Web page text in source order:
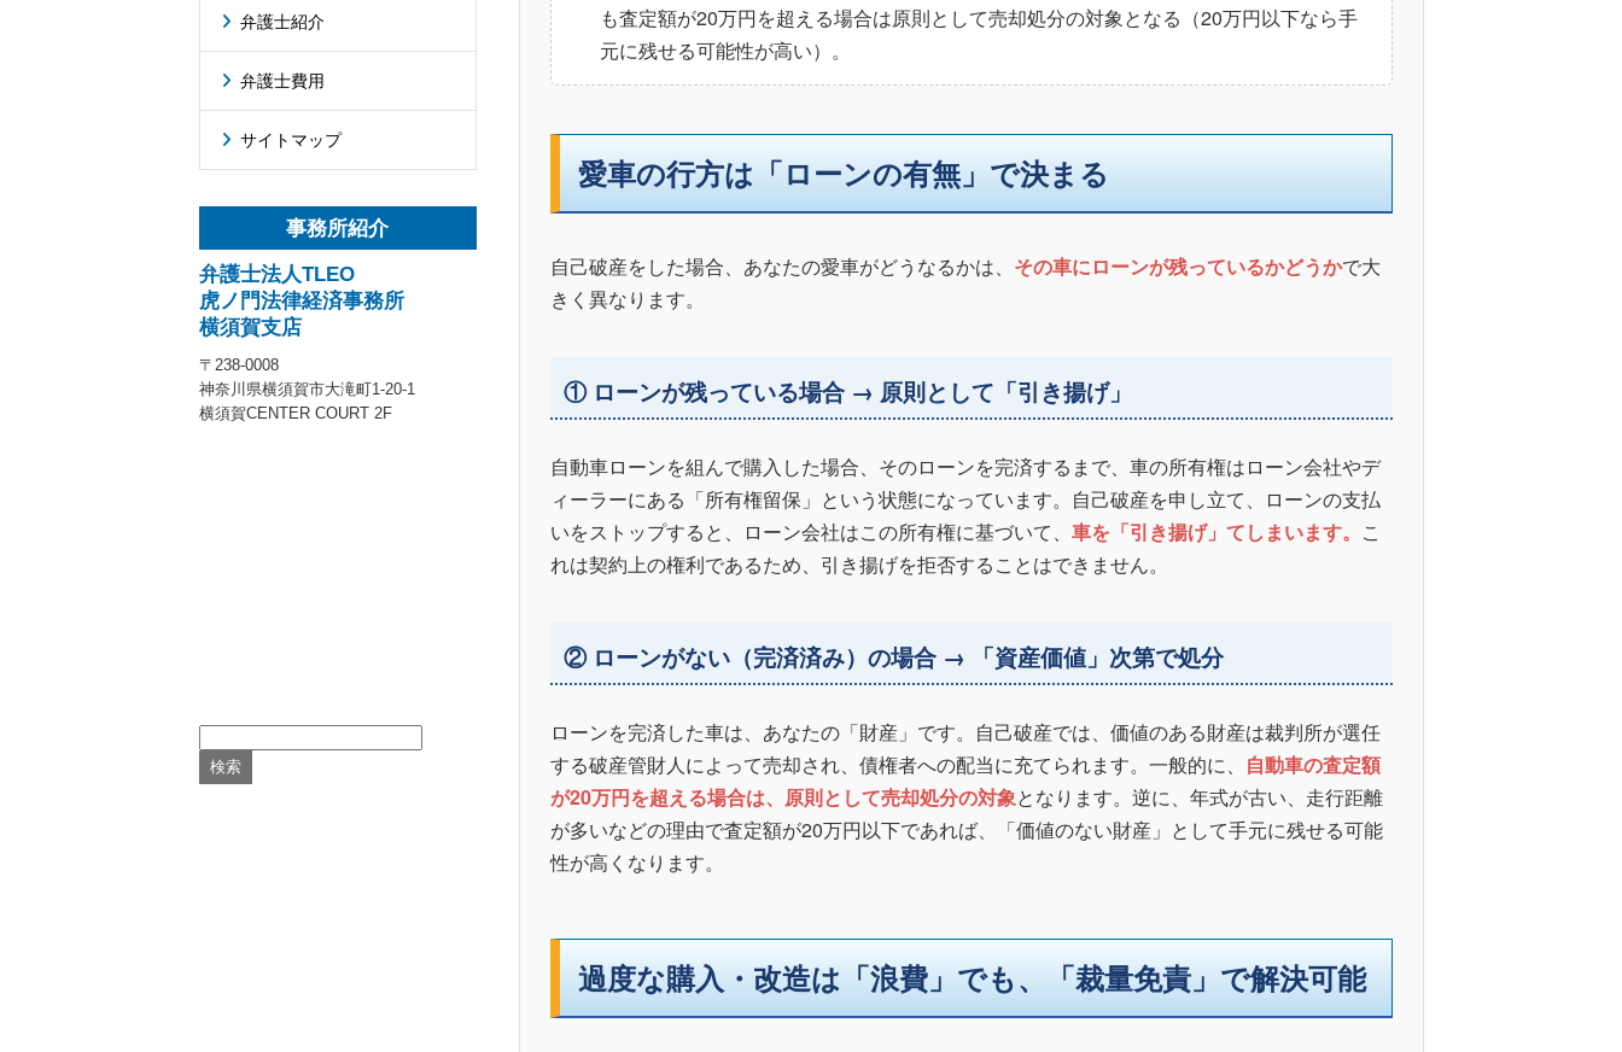
弁護士紹介
弁護士費用
サイトマップ
事務所紹介
弁護士法人TLEO
虎ノ門法律経済事務所
横須賀支店
〒238-0008
神奈川県横須賀市大滝町1-20-1
横須賀CENTER COURT 2F
も査定額が20万円を超える場合は原則として売却処分の対象となる（20万円以下なら手
元に残せる可能性が高い）。
愛車の行方は「ローンの有無」で決まる
自己破産をした場合、あなたの愛車がどうなるかは、 その車にローンが残っているかどうかで大
きく異なります。
① ローンが残っている場合 → 原則として「引き揚げ」
自動車ローンを組んで購入した場合、そのローンを完済するまで、車の所有権はローン会社やデ
ィーラーにある「所有権留保」という状態になっています。自己破産を申し立て、ローンの支払
いをストップすると、ローン会社はこの所有権に基づいて、 車を「引き揚げ」てしまいます。 こ
れは契約上の権利であるため、引き揚げを拒否することはできません。
② ローンがない（完済済み）の場合 → 「資産価値」次第で処分
ローンを完済した車は、あなたの「財産」です。自己破産では、価値のある財産は裁判所が選任
する破産管財人によって売却され、債権者への配当に充てられます。一般的に、
自動車の査定額
が20万円を超える場合は、原則として売却処分の対象となります。逆に、年式が古い、走行距離
が多いなどの理由で査定額が20万円以下であれば、「価値のない財産」として手元に残せる可能
性が高くなります。
過度な購入・改造は「浪費」でも、「裁量免責」で解決可能